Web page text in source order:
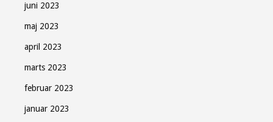
juni 2023
maj 2023
april 2023
marts 2023
februar 2023
januar 2023